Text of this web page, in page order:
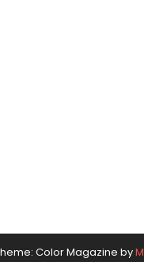
Color Magazine by